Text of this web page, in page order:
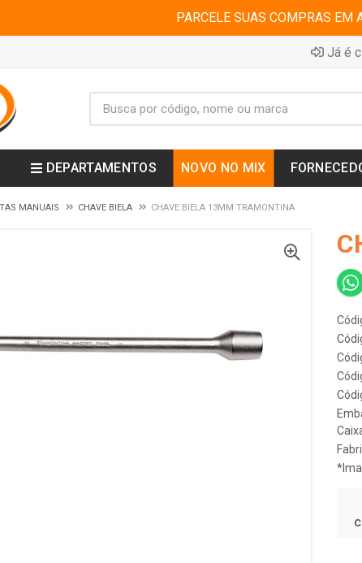
PARCELE SUAS COMPRAS EM
Já é
DEPARTAMENTOS NOVO NO MIX
MANUAIS CHAVE BIELA CHAVE BIELA 13MM TRAMONTINA